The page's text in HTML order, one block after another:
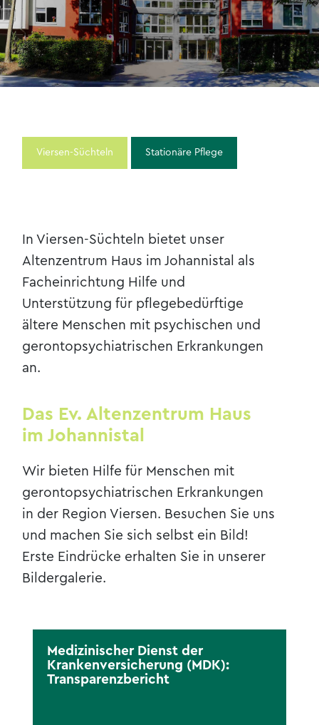
Kontakt & Anfahrt
Viersen-Süchteln Stationäre Pflege
In Viersen-Süchteln bietet unser
Altenzentrum Haus im Johannistal als
Facheinrichtung Hilfe und
Unterstützung für pflegebedürftige
ältere Menschen mit psychischen und
gerontopsychiatrischen Erkrankungen
an.
Das Ev. Altenzentrum Haus
im Johannistal
Wir bieten Hilfe für Menschen mit
gerontopsychiatrischen Erkrankungen
in der Region Viersen. Besuchen Sie uns
und machen Sie sich selbst ein Bild!
Erste Eindrücke erhalten Sie in unserer
Bildergalerie.
Medizinischer Dienst der
Krankenversicherung (MDK):
Transparenzbericht